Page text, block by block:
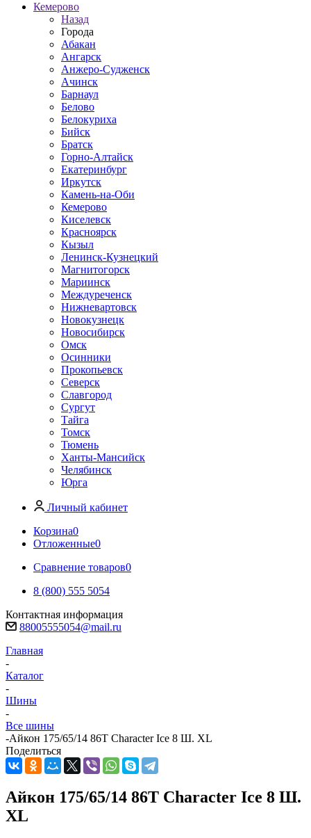
Кемерово
Назад
Города
Абакан
Ангарск
Анжеро-Судженск
Ачинск
Барнаул
Белово
Белокуриха
Бийск
Братск
Горно-Алтайск
Екатеринбург
Иркутск
Камень-на-Оби
Кемерово
Киселевск
Красноярск
Кызыл
Ленинск-Кузнецкий
Магнитогорск
Мариинск
Междуреченск
Нижневартовск
Новокузнецк
Новосибирск
Омск
Осинники
Прокопьевск
Северск
Славгород
Сургут
Тайга
Томск
Тюмень
Ханты-Мансийск
Челябинск
Юрга
Личный кабинет
Корзина0
Отложенные0
Сравнение товаров0
8 (800) 555 5054
Контактная информация
88005555054@mail.ru
Главная
-
Каталог
-
Шины
-
Все шины
-Айкон 175/65/14 86T Character Ice 8 Ш. XL
Поделиться
Айкон 175/65/14 86T Character Ice 8 Ш.
XL